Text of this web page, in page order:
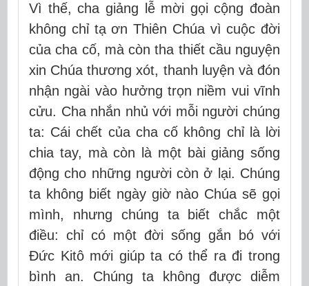
Vì thế, cha giảng lễ mời gọi cộng đoàn
không chỉ tạ ơn Thiên Chúa vì cuộc đời
của cha cố, mà còntha thiết cầu nguyện
xin Chúa thương xót, thanh luyện và đón
nhận ngài vào hưởng trọn niềm vui vĩnh
cửu. Cha nhắn nhủ với mỗi người chúng
ta: Cái chết của cha cố không chỉ là lời
chia tay, mà còn là một bài giảng sống
động cho những người còn ở lại. Chúng
ta không biết ngày giờ nào Chúa sẽ gọi
mình, nhưng chúng ta biết chắc một
điều: chỉ có một đời sống gắn bó với
Đức Kitô mới giúp ta có thể ra đi trong
bình an. Chúng ta không được diễm